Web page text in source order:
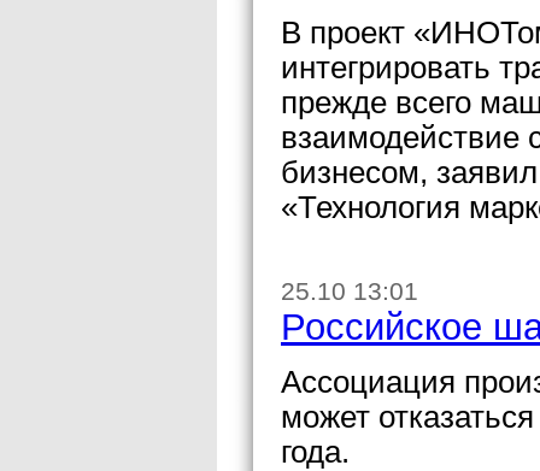
В проект
интегрировать
прежде всего
взаимодействие
бизнесом,
«Технология
25.10 13:01
Российское
Ассоциация
может
года.